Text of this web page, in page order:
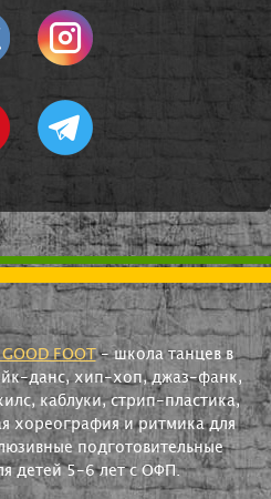
FOOT- школа танцев в
данс, хип-хоп, джаз-фанк,
каблуки, стрип-пластика,
хореография и ритмика для
подготовительные
детей 5-6 лет с ОФП.